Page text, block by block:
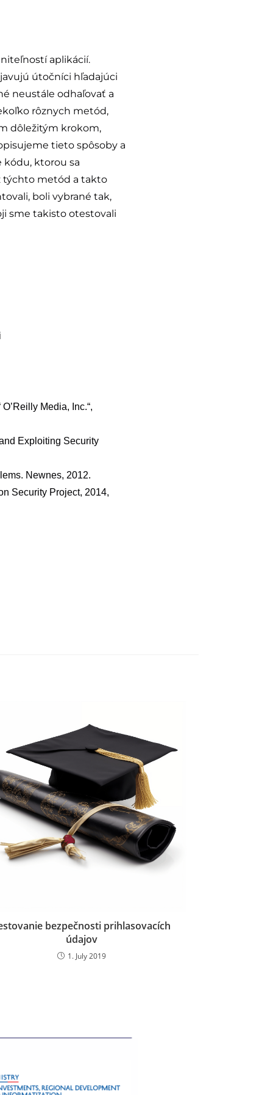
aplikácií.
útočníci hľadajúci
neustále odhaľovať a
rôznych metód,
dôležitým krokom,
tieto spôsoby a
kódu, ktorou sa
týchto metód a takto
boli vybrané tak,
sme takisto otestovali
Media, Inc.“,
Exploiting Security
Newnes, 2012.
Security Project, 2014,
bezpečnosti prihlasovacích
údajov
1. July 2019